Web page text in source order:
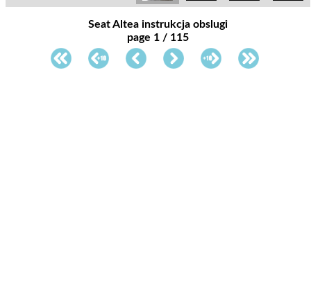
Seat Altea instrukcja obslugi
page 1 / 115